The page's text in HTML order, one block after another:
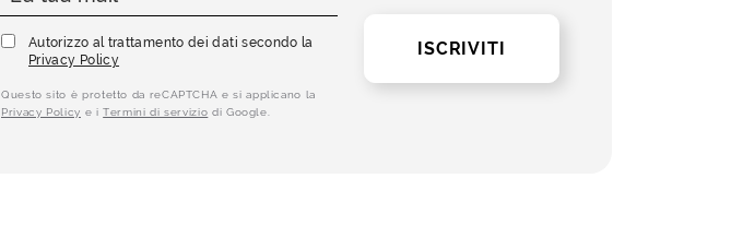
Autorizzo al trattamento dei dati secondo la
Privacy Policy
Questo sito è protetto da reCAPTCHA e si applicano la
Privacy Policy e iTermini di servizio di Google.
ISCRIVITI